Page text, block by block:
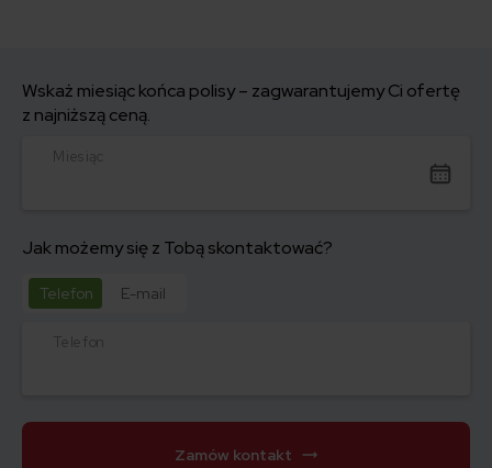
Wskaż miesiąc końca polisy – zagwarantujemy Ci ofertę
z najniższą ceną.
Miesiąc
Jak możemy się z Tobą skontaktować?
Telefon E-mail
Telefon
Zamów kontakt